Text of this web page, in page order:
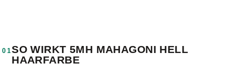
01SO WIRKT 5MH MAHAGONI HELL
HAARFARBE